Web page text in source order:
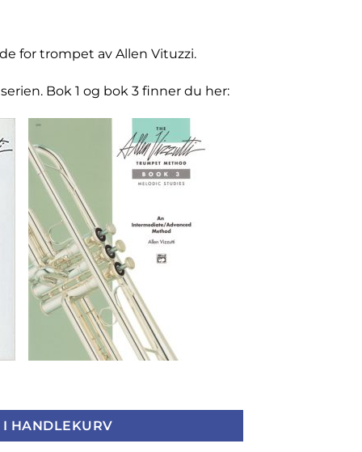
for trompet av Allen Vituzzi.
Bok 1 og bok 3 finner du her:
I HANDLEKURV